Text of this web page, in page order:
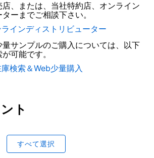
、または、当社特約店、オンライン
ーまでご相談下さい。
インディストリビューター
サンプルのご購入については、以下
可能です。
検索＆Web少量購入
ト
すべて選択